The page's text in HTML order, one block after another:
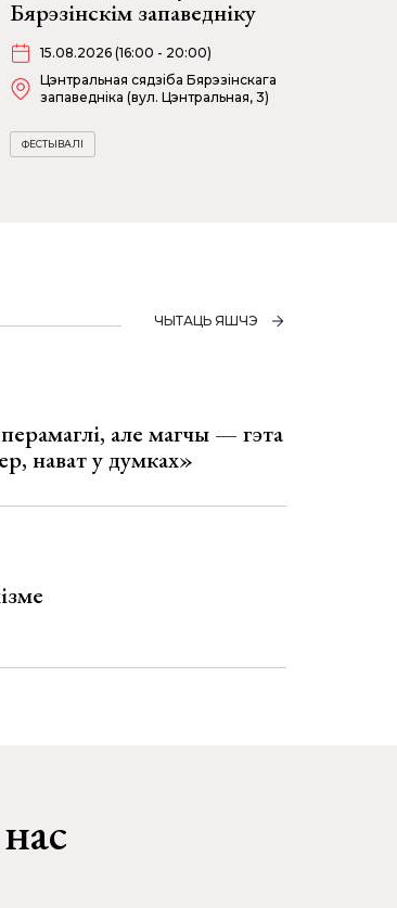
Бярэзінскім запаведніку
15.08.2026 (16:00 - 20:00)
Цэнтральная сядзіба Бярэзінскага
запаведніка (вул. Цэнтральная, 3)
ФЕСТЫВАЛІ
ЧЫТАЦЬ ЯШЧЭ
але магчы — гэта
нават у думках»